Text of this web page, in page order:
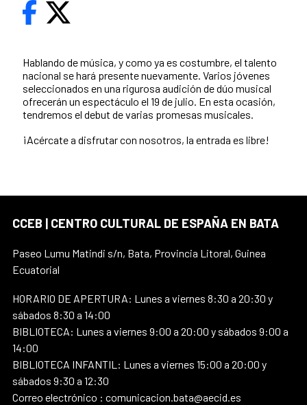
Hablando de música, y como ya es costumbre, el talento
nacional se hará presente nuevamente. Varios jóvenes
seleccionados en una rigurosa audición de dúo musical
ofrecerán un espectáculo el 19 de julio. En esta ocasión,
tendremos el debut de varias promesas musicales.
¡Acércate a disfrutar con nosotros, la entrada es libre!
CCEB | CENTRO CULTURAL DE ESPAÑA EN BATA
Paseo Lumu Matindi s/n, Bata, Provincia Litoral, Guinea
Ecuatorial
HORARIO DE APERTURA: Lunes a viernes 8:30 a 20:30 y
sábados 8:30 a 14:00
BIBLIOTECA: Lunes a viernes 9:00 a 20:00 y sábados 9:00 a
14:00
BIBLIOTECA INFANTIL: Lunes a viernes 15:00 a 20:00 y
sábados 9:30 a 12:30
Correo electrónico : comunicacion.bata@aecid.es